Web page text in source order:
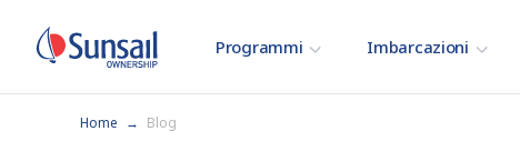
Programmi Imbarcazioni
Home Blog